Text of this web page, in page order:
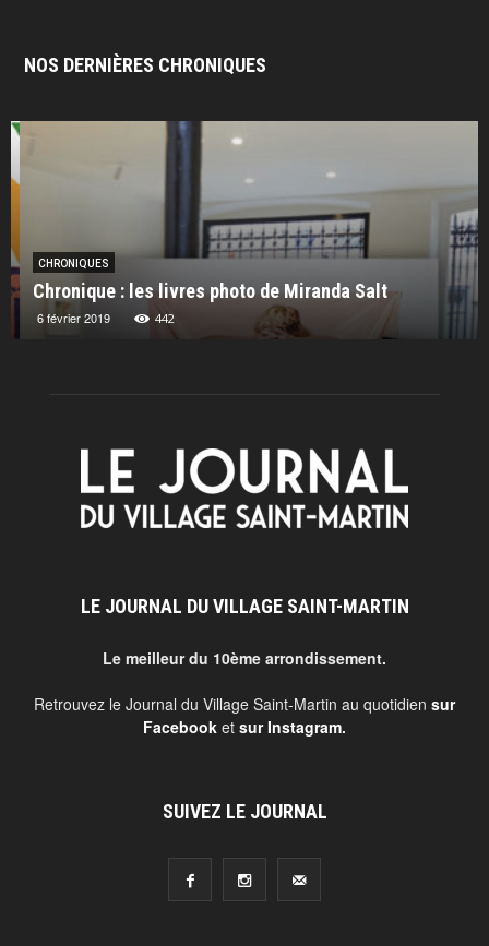
NOS DERNIÈRES CHRONIQUES
CHRONIQUES
Chronique : les livres photo de Miranda Salt
6 février 2019 442
LE JOURNAL DU VILLAGE SAINT-MARTIN
Le meilleur du 10ème arrondissement.
Retrouvez le Journal du Village Saint-Martin au quotidien sur
Facebook et sur Instagram.
SUIVEZ LE JOURNAL